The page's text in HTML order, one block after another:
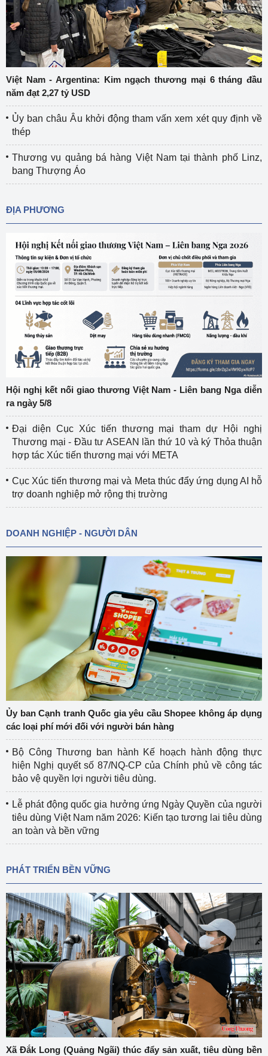
Việt Nam - Argentina: Kim ngạch thương mại 6 tháng đầu
năm đạt 2,27 tỷ USD
Ủy ban châu Âu khởi động tham vấn xem xét quy định về
thép
Thương vụ quảng bá hàng Việt Nam tại thành phố Linz,
bang Thượng Áo
ĐỊA PHƯƠNG
Hội nghị kết nối giao thương Việt Nam - Liên bang Nga diễn
ra ngày 5/8
Đại diện Cục Xúc tiến thương mại tham dự Hội nghị
Thương mại - Đầu tư ASEAN lần thứ 10 và ký Thỏa thuận
hợp tác Xúc tiến thương mại với META
Cục Xúc tiến thương mại và Meta thúc đẩy ứng dụng AI hỗ
trợ doanh nghiệp mở rộng thị trường
DOANH NGHIỆP - NGƯỜI DÂN
Ủy ban Cạnh tranh Quốc gia yêu cầu Shopee không áp dụng
các loại phí mới đối với người bán hàng
Bộ Công Thương ban hành Kế hoạch hành động thực
hiện Nghị quyết số 87/NQ-CP của Chính phủ về công tác
bảo vệ quyền lợi người tiêu dùng.
Lễ phát động quốc gia hưởng ứng Ngày Quyền của người
tiêu dùng Việt Nam năm 2026: Kiến tạo tương lai tiêu dùng
an toàn và bền vững
PHÁT TRIỂN BỀN VỮNG
Xã Đắk Long (Quảng Ngãi) thúc đẩy sản xuất, tiêu dùng bền